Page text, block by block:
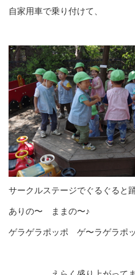
自家用車で乗り付けて、
サークルステージでぐるぐると
ありの〜 ままの〜♪
ゲラゲラポッポ ゲ〜ラゲラポッ